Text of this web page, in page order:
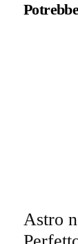
Astro